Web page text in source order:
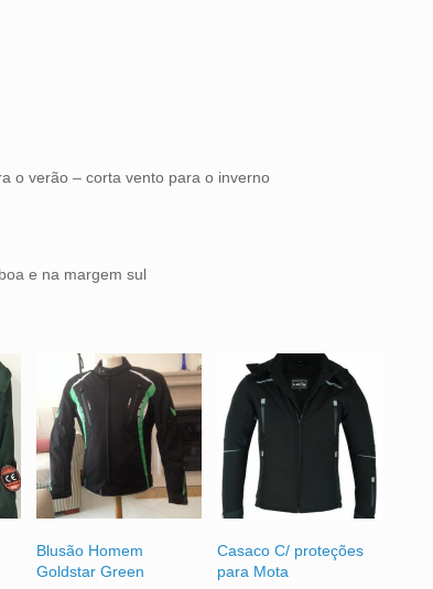
o verão – corta vento para o inverno
e na margem sul
Blusão Homem
Goldstar Green
Casaco C/ proteções
para Mota